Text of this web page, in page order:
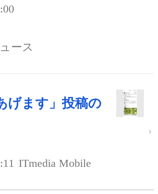
ース
げます」投稿の
ITmedia Mobile